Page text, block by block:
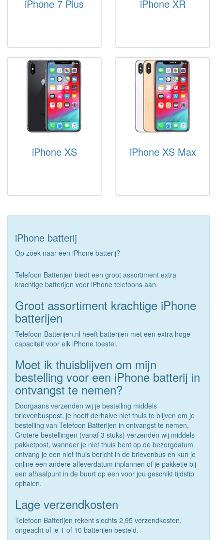
iPhone 7 Plus iPhone XR
iPhone XS iPhone XS Max
iPhone batterij
Op zoek naar een iPhone batterij?
Telefoon Batterijen biedt een groot assortiment extra
krachtige batterijen voor iPhone telefoons aan.
Groot assortiment krachtige iPhone
batterijen
Telefoon-Batterijen.nl heeft batterijen met een extra hoge
capaciteit voor elk iPhone toestel.
Moet ik thuisblijven om mijn
bestelling voor een iPhone batterij in
ontvangst te nemen?
Doorgaans verzenden wij je bestelling middels
brievenbuspost, je hoeft derhalve niet thuis te blijven om je
bestelling van Telefoon Batterijen in ontvangst te nemen.
Grotere bestellingen (vanaf 3 stuks) verzenden wij middels
pakketpost, wanneer je niet thuis bent op de bezorgdatum
ontvang je een niet thuis bericht in de brievenbus en kun je
online een andere afleverdatum inplannen of je pakketje bij
een afhaalpunt in de buurt op een voor jou geschikt tijdstip
ophalen.
Lage verzendkosten
Telefoon Batterijen rekent slechts 2,95 verzendkosten,
ongeacht of je 1 of 10 batterijen besteld.